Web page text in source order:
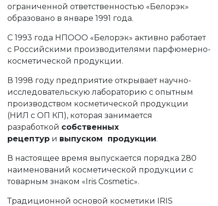
ограниченной ответственностью «Белорэк»
образовано в январе 1991 года.
С 1993 года НПООО «Белорэк» активно работает
с Российскими производителями парфюмерно-
косметической продукции.
В 1998 году предприятие открывает научно-
исследовательскую лабораторию с опытным
производством косметической продукции
(НИЛ с ОП КП), которая занимается
разработкой собственных
рецептур и выпуском продукции.
В настоящее время выпускается порядка 280
наименований косметической продукции с
товарным знаком «Iris Cosmetic».
Традиционной основой косметики IRIS